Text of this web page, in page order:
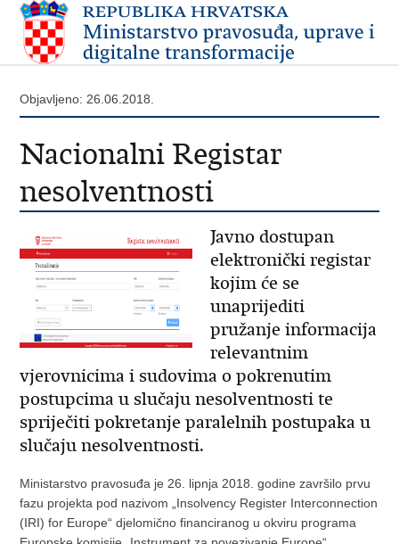
Objavljeno: 26.06.2018.
Nacionalni Registar
nesolventnosti
Javno dostupan
elektronički registar
kojim će se
unaprijediti
pružanje informacija
relevantnim
vjerovnicima i sudovima o pokrenutim
postupcima u slučaju nesolventnosti te
spriječiti pokretanje paralelnih postupaka u
slučaju nesolventnosti.
Ministarstvo pravosuđa je 26. lipnja 2018. godine završilo prvu
fazu projekta pod nazivom „Insolvency Register Interconnection
(IRI) for Europe“ djelomično financiranog u okviru programa